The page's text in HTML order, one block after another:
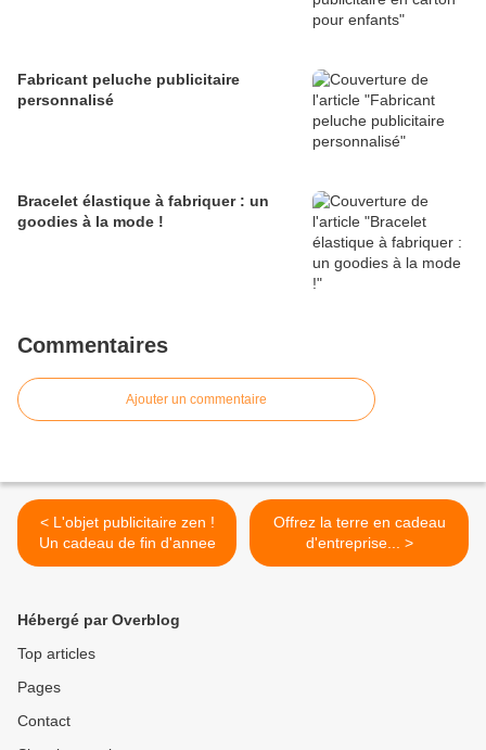
Fabricant peluche publicitaire
personnalisé
Bracelet élastique à fabriquer : un
goodies à la mode !
Commentaires
Ajouter un commentaire
< L'objet publicitaire zen !
Un cadeau de fin d'annee
Offrez la terre en cadeau
d'entreprise... >
Hébergé par Overblog
Top articles
Pages
Contact